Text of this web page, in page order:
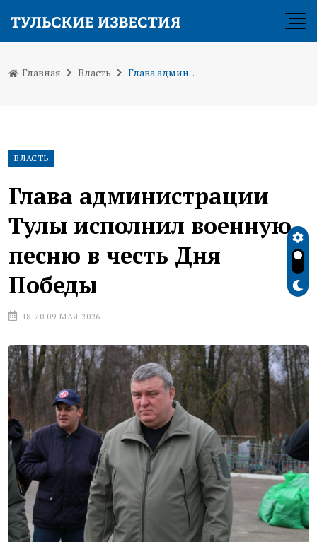
Главная Власть Глава администрации Тулы исполнил военную песню в честь Дня Победы
ВЛАСТЬ
Глава администрации
Тулы исполнил военную
песню в честь Дня
Победы
18:20 09 МАЯ 2026